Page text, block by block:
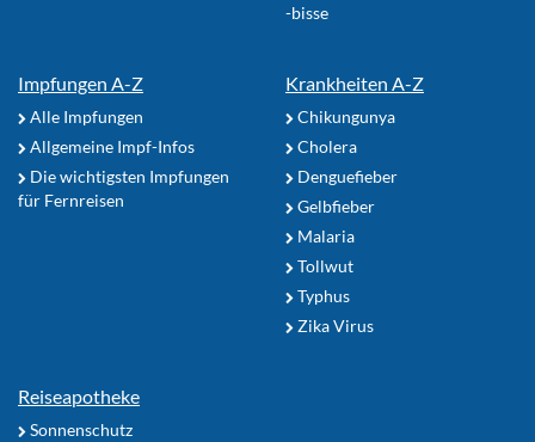
-bisse
Impfungen A-Z
Alle Impfungen
Allgemeine Impf-Infos
Die wichtigsten Impfungen
für Fernreisen
Krankheiten A-Z
Chikungunya
Cholera
Denguefieber
Gelbfieber
Malaria
Tollwut
Typhus
Zika Virus
Reiseapotheke
Sonnenschutz